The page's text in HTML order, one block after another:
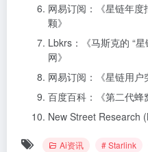
网易订阅：《星链年
颗》
Lbkrs：《马斯克的 “
网》
网易订阅：《星链用户
百度百科：《第二代蜂
New Street Research
Ai资讯 # Starlink